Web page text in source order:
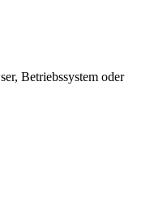
Betriebssystem oder